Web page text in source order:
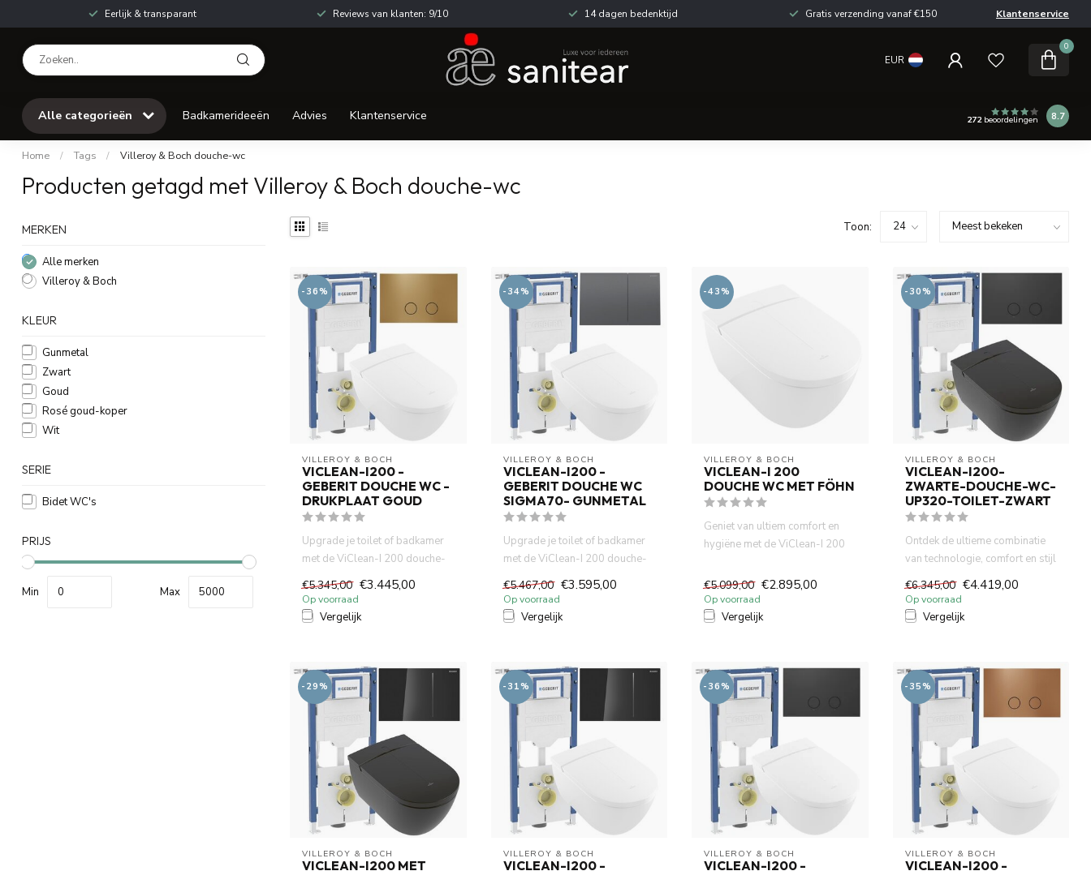
Eerlijk & transparant Reviews van klanten: 9/10 14 dagen bedenktijd Gratis verzending vanaf €150 Klantenservice
EUR
0
Alle categorieën Badkamerideeën Advies Klantenservice 272beoordelingen 8.7
Home / Tags / Villeroy & Boch douche-wc
Producten getagd met Villeroy & Boch douche-wc
MERKEN
Alle merken
Villeroy & Boch
KLEUR
Gunmetal
Zwart
Goud
Rosé goud-koper
Wit
SERIE
Bidet WC's
PRIJS
Min Max
Toon:
-36%
VILLEROY & BOCH
VICLEAN-I200 -
GEBERIT DOUCHE WC -
DRUKPLAAT GOUD
Upgrade je toilet of badkamer
met de ViClean-I 200 douche-
€5.345,00 €3.445,00
Op voorraad
Vergelijk
-34%
VILLEROY & BOCH
VICLEAN-I200 -
GEBERIT DOUCHE WC
SIGMA70- GUNMETAL
Upgrade je toilet of badkamer
met de ViClean-I 200 douche-
€5.467,00 €3.595,00
Op voorraad
Vergelijk
-43%
VILLEROY & BOCH
VICLEAN-I 200
DOUCHE WC MET FÖHN
Geniet van ultiem comfort en
hygiëne met de ViClean-I 200
€5.099,00 €2.895,00
Op voorraad
Vergelijk
-30%
VILLEROY & BOCH
VICLEAN-I200-
ZWARTE-DOUCHE-WC-
UP320-TOILET-ZWART
Ontdek de ultieme combinatie
van technologie, comfort en stijl
€6.345,00 €4.419,00
Op voorraad
Vergelijk
-29%
VILLEROY & BOCH
VICLEAN-I200 MET
-31%
VILLEROY & BOCH
VICLEAN-I200 -
-36%
VILLEROY & BOCH
VICLEAN-I200 -
-35%
VILLEROY & BOCH
VICLEAN-I200 -